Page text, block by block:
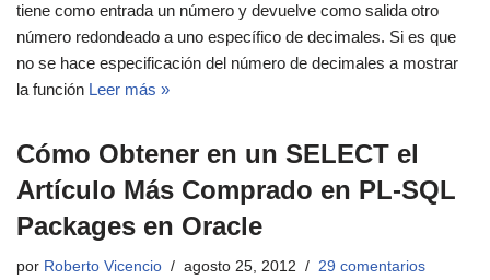
tiene como entrada un número y devuelve como salida otro
número redondeado a uno específico de decimales. Si es que
no se hace especificación del número de decimales a mostrar
la función Leer más »
Cómo Obtener en un SELECT el
Artículo Más Comprado en PL-SQL
Packages en Oracle
por Roberto Vicencio agosto 25, 2012 29 comentarios